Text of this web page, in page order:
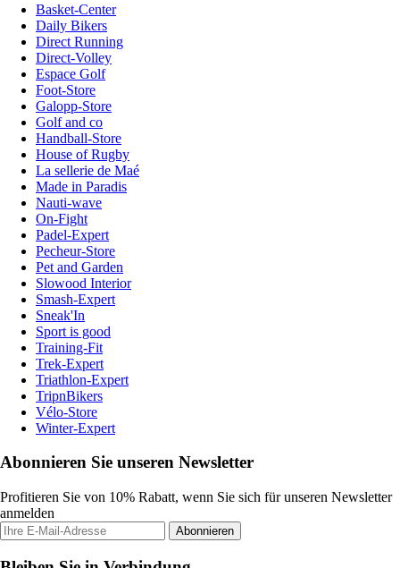
Basket-Center
Daily Bikers
Direct Running
Direct-Volley
Espace Golf
Foot-Store
Galopp-Store
Golf and co
Handball-Store
House of Rugby
La sellerie de Maé
Made in Paradis
Nauti-wave
On-Fight
Padel-Expert
Pecheur-Store
Pet and Garden
Slowood Interior
Smash-Expert
Sneak'In
Sport is good
Training-Fit
Trek-Expert
Triathlon-Expert
TripnBikers
Vélo-Store
Winter-Expert
Abonnieren Sie unseren Newsletter
Profitieren Sie von 10% Rabatt, wenn Sie sich für unseren Newsletter
anmelden
Abonnieren